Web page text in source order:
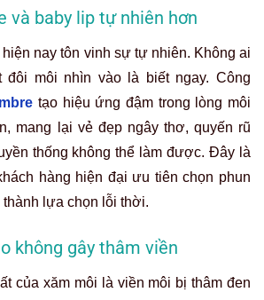
và baby lip tự nhiên hơn
nay tôn vinh sự tự nhiên. Không ai
đôi môi nhìn vào là biết ngay. Công
tạo hiệu ứng đậm trong lòng môi
mang lại vẻ đẹp ngây thơ, quyến rũ
thống không thể làm được. Đây là
hàng hiện đại ưu tiên chọn phun
thành lựa chọn lỗi thời.
không gây thâm viền
của xăm môi là viền môi bị thâm đen